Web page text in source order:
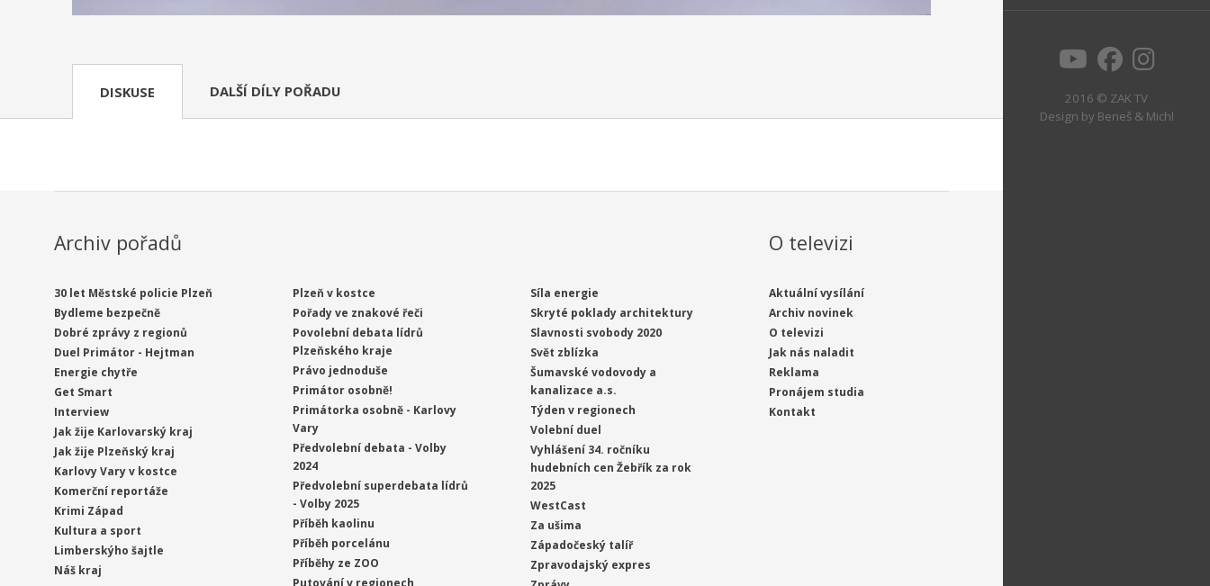
2016 © ZAK TV
Design by Beneš & Michl
DISKUSE DALŠÍ DÍLY POŘADU
Archiv pořadů
30 let Městské policie Plzeň
Bydleme bezpečně
Dobré zprávy z regionů
Duel Primátor - Hejtman
Energie chytře
Get Smart
Interview
Jak žije Karlovarský kraj
Jak žije Plzeňský kraj
Karlovy Vary v kostce
Komerční reportáže
Krimi Západ
Kultura a sport
Limberskýho šajtle
Náš kraj
Plzeň v kostce
Pořady ve znakové řeči
Povolební debata lídrů
Plzeňského kraje
Právo jednoduše
Primátor osobně!
Primátorka osobně - Karlovy
Vary
Předvolební debata - Volby
2024
Předvolební superdebata lídrů
- Volby 2025
Příběh kaolinu
Příběh porcelánu
Příběhy ze ZOO
Síla energie
Skryté poklady architektury
Slavnosti svobody 2020
Svět zblízka
Šumavské vodovody a
kanalizace a.s.
Týden v regionech
Volební duel
Vyhlášení 34. ročníku
hudebních cen Žebřík za rok
2025
WestCast
Za ušima
Západočeský talíř
Zpravodajský expres
O televizi
Aktuální vysílání
Archiv novinek
O televizi
Jak nás naladit
Reklama
Pronájem studia
Kontakt